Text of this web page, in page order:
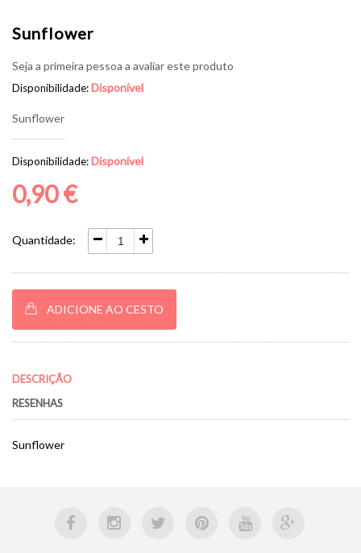
Sunflower
Seja a primeira pessoa a avaliar este produto
Disponibilidade:Disponível
Sunflower
Disponibilidade:Disponível
0,90 €
Quantidade:
ADICIONE AO CESTO
DESCRIÇÃO
RESENHAS
Sunflower